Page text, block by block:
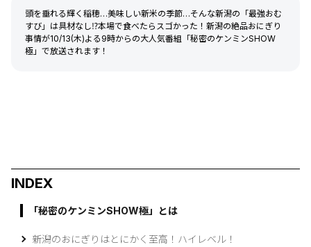
頭を垂れる輝く稲穂…美味しい新米の季節…そんな新潟の「最強おむ
すび」は具材なし⁉本場で食べたらスゴかった！新潟の絶品おにぎり
事情が10/13(木)よる9時からの大人気番組「秘密のケンミンSHOW
極」で放送されます！
INDEX
「秘密のケンミンSHOW極」とは
新潟のおにぎりはとにかく至高！ハイレベル！